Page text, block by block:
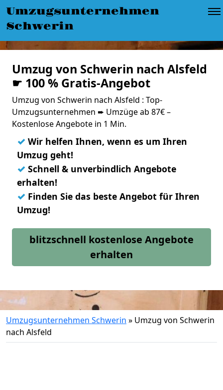
Umzugsunternehmen
Schwerin
Umzug von Schwerin nach Alsfeld
☛ 100 % Gratis-Angebot
Umzug von Schwerin nach Alsfeld : Top-
Umzugsunternehmen ➨ Umzüge ab 87€ –
Kostenlose Angebote in 1 Min.
✓ Wir helfen Ihnen, wenn es um Ihren
Umzug geht!
✓ Schnell & unverbindlich Angebote
erhalten!
✓ Finden Sie das beste Angebot für Ihren
Umzug!
blitzschnell kostenlose Angebote
erhalten
Umzugsunternehmen Schwerin » Umzug von Schwerin
nach Alsfeld